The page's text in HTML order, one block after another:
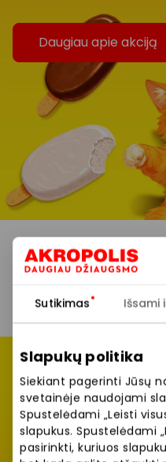
Sutikimas Išsami
Slapukų politika
Siekiant pagerinti Jūsų
svetainėje naudojami
Spustelėdami „Leisti
slapukus. Spustelėdami
pasirinkti, kuriuos
Daugiau apie akciją
JAMAM
dovanos!